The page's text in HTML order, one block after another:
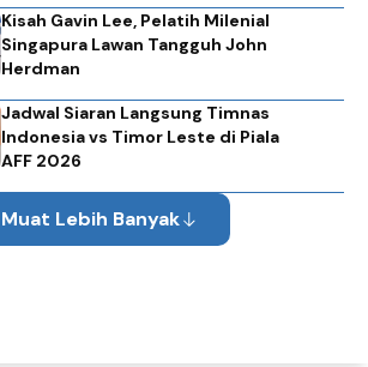
Kisah Gavin Lee, Pelatih Milenial
Singapura Lawan Tangguh John
Herdman
Jadwal Siaran Langsung Timnas
Indonesia vs Timor Leste di Piala
AFF 2026
Muat Lebih Banyak